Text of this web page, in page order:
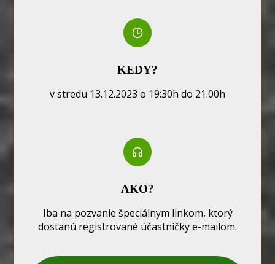
KEDY?
v stredu 13.12.2023 o 19:30h do 21.00h
AKO?
Iba na pozvanie špeciálnym linkom, ktorý
dostanú registrované účastníčky e-mailom.